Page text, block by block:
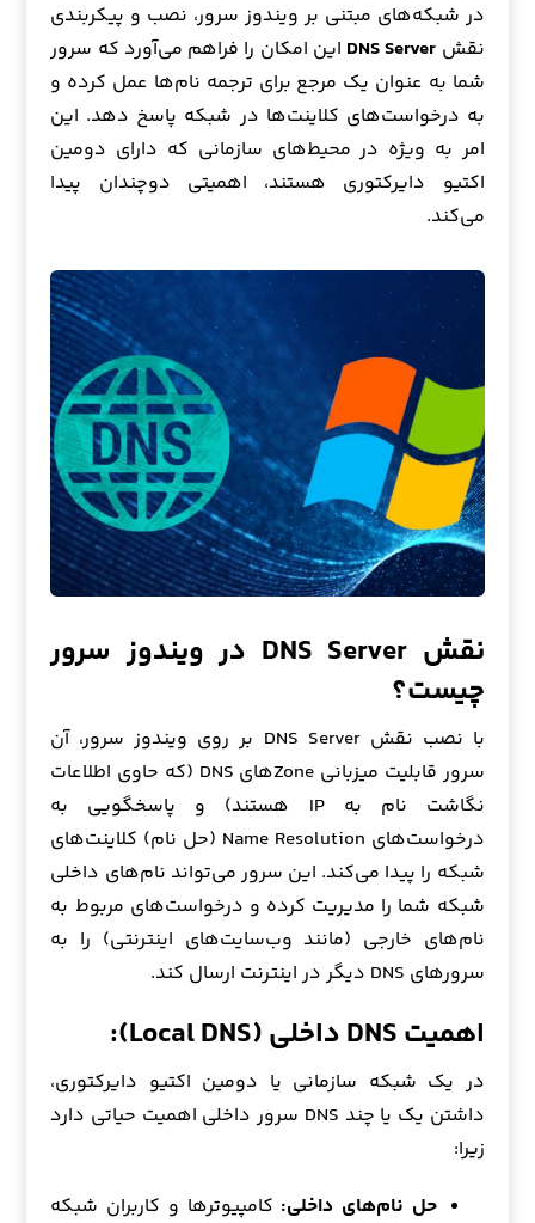
در شبکه‌های مبتنی بر ویندوز سرور، نصب و پیکربندی
نقش DNS Server این امکان را فراهم می‌آورد که سرور
شما به عنوان یک مرجع برای ترجمه نام‌ها عمل کرده و
به درخواست‌های کلاینت‌ها در شبکه پاسخ دهد. این
امر به ویژه در محیط‌های سازمانی که دارای دومین
اکتیو دایرکتوری هستند، اهمیتی دوچندان پیدا
می‌کند.
نقش DNS Server در ویندوز سرور
چیست؟
با نصب نقش DNS Server بر روی ویندوز سرور، آن
سرور قابلیت میزبانی Zone‌های DNS (که حاوی اطلاعات
نگاشت نام به IP هستند) و پاسخگویی به
درخواست‌های Name Resolution (حل نام) کلاینت‌های
شبکه را پیدا می‌کند. این سرور می‌تواند نام‌های داخلی
شبکه شما را مدیریت کرده و درخواست‌های مربوط به
نام‌های خارجی (مانند وب‌سایت‌های اینترنتی) را به
سرورهای DNS دیگر در اینترنت ارسال کند.
اهمیت DNS داخلی (Local DNS):
در یک شبکه سازمانی یا دومین اکتیو دایرکتوری،
داشتن یک یا چند DNS سرور داخلی اهمیت حیاتی دارد
زیرا:
حل نام‌های داخلی: کامپیوترها و کاربران شبکه